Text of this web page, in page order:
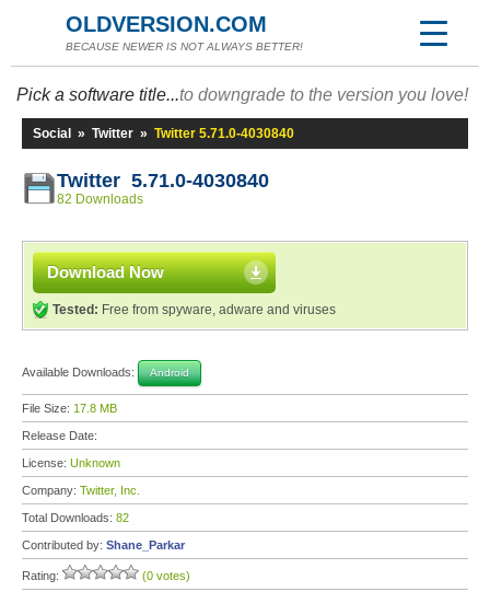
OLDVERSION.COM
BECAUSE NEWER IS NOT ALWAYS BETTER!
Pick a software title...to downgrade to the version you love!
Social » Twitter » Twitter 5.71.0-4030840
Twitter 5.71.0-4030840
82 Downloads
Download Now
Tested: Free from spyware, adware and viruses
Available Downloads: Android
File Size: 17.8 MB
Release Date:
License: Unknown
Company: Twitter, Inc.
Total Downloads: 82
Contributed by: Shane_Parkar
Rating: (0 votes)